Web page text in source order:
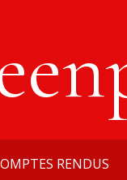
RENDUS